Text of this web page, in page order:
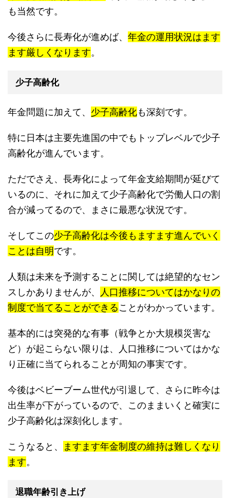
も当然です。
今後さらに長寿化が進めば、 年金の運用状況はます
ます厳しくなります。
少子高齢化
年金問題に加えて、 少子高齢化も深刻です。
特に日本は主要先進国の中でもトップレベルで少子
高齢化が進んでいます。
ただでさえ、長寿化によって年金支給期間が延びて
いるのに、それに加えて少子高齢化で労働人口の割
合が減ってるので、まさに最悪な状況です。
そしてこの少子高齢化は今後もますます進んでいく
ことは自明です。
人類は未来を予測することに関しては絶望的なセン
スしかありませんが、
人口推移についてはかなりの
制度で当てることができることがわかっています。
基本的には突発的な有事（戦争とか大規模災害な
ど）が起こらない限りは、人口推移についてはかな
り正確に当てられることが周知の事実です。
今後はベビーブーム世代が引退して、さらに昨今は
出生率が下がっているので、このままいくと確実に
少子高齢化は深刻化します。
こうなると、
ますます年金制度の維持は難しくなり
ます。
退職年齢引き上げ